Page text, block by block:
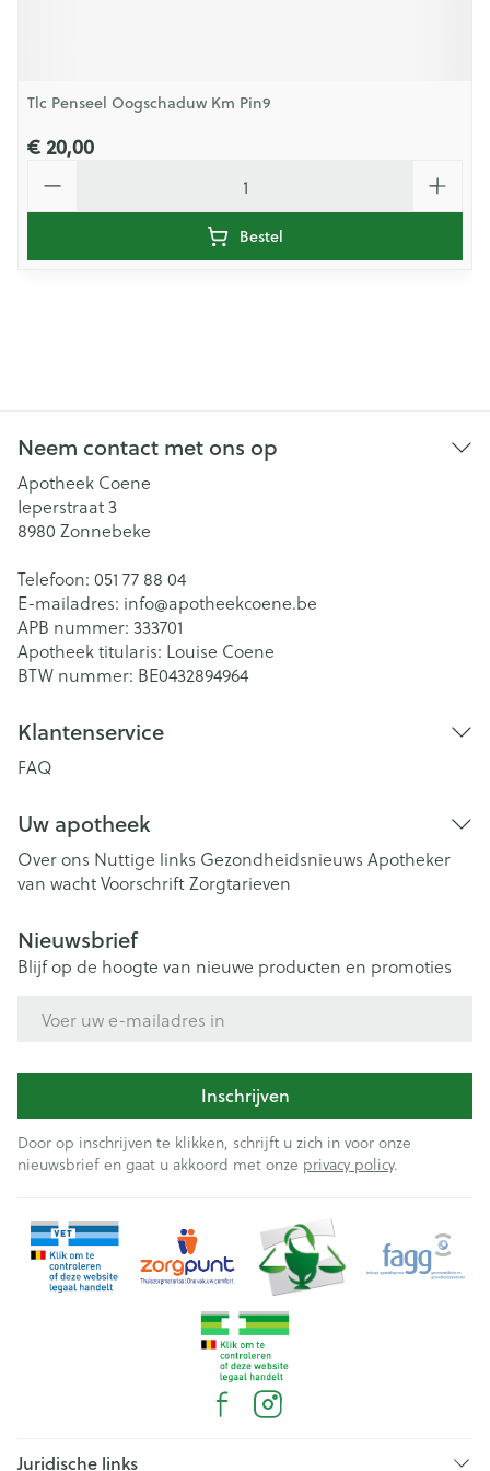
Tlc Penseel Oogschaduw Km Pin9
€ 20,00
Bestel
Neem contact met ons op
Apotheek Coene
Ieperstraat 3
8980 Zonnebeke
Telefoon: 051 77 88 04
E-mailadres: info@apotheekcoene.be
APB nummer: 333701
Apotheek titularis: Louise Coene
BTW nummer: BE0432894964
Klantenservice
FAQ
Uw apotheek
Over ons Nuttige links Gezondheidsnieuws Apotheker
van wachtVoorschriftZorgtarieven
Nieuwsbrief
Blijf op de hoogte van nieuwe producten en promoties
Inschrijven
Door op inschrijven te klikken, schrijft u zich in voor onze
nieuwsbrief en gaat u akkoord met onze privacy policy.
Juridische links